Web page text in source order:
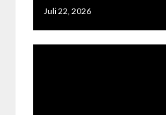
Juli 22, 2026